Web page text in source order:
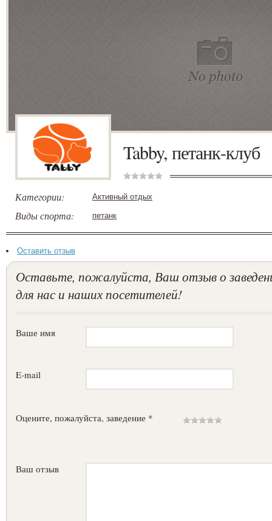
Tabby, петанк-клуб
Категории: Активный отдых
Виды спорта: петанк
Оставить отзыв
Оставьте, пожалуйста, Ваш отзыв о
для нас и наших посетителей!
Ваше имя
E-mail
Оцените, пожалуйста, заведение *
Ваш отзыв